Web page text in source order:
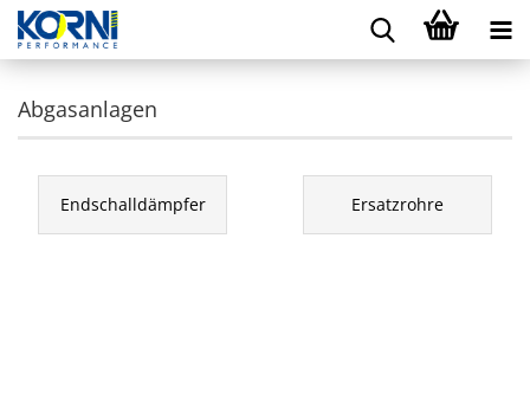
Abgasanlagen
Endschalldämpfer Ersatzrohre